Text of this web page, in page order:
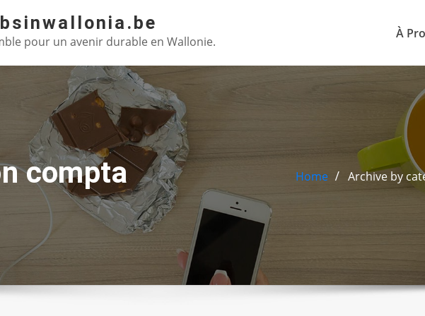
pour un avenir durable en Wallonie.
À
compta Home Archive by